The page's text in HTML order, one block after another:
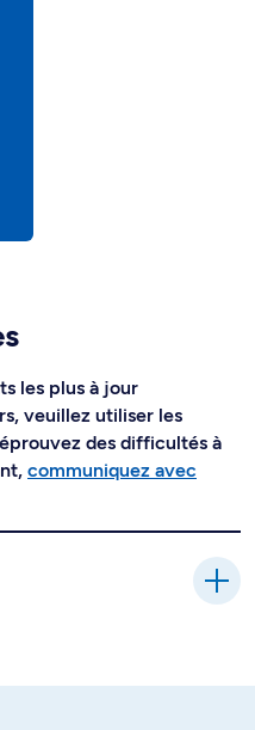
les plus à jour
veuillez utiliser les
des difficultés à
communiquez avec